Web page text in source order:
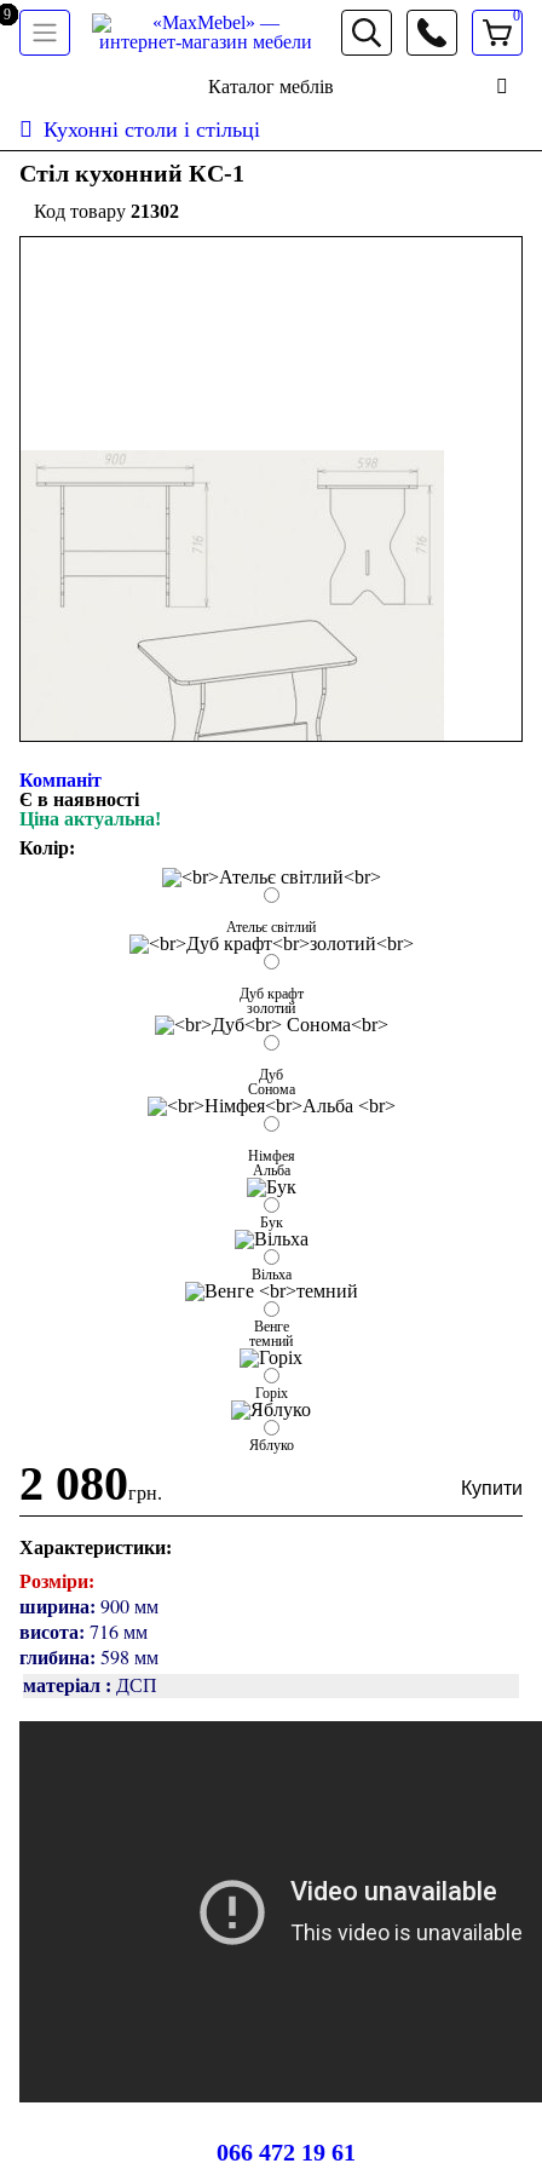
066 472 19 61
0
Каталог меблів
Кухонні столи і стільці
Стіл кухонний КС-1
21302
Компаніт
Є в наявності
Ціна актуальна!
Колір:
Ательє світлий
Дуб крафт
золотий
Дуб
Сонома
Німфея
Альба
Бук
Вільха
Венге
темний
Горіх
Яблуко
2 080грн.
Характеристики:
Розміри:
ширина: 900 мм
висота: 716 мм
глибина: 598 мм
матеріал : ДСП
066 472 19 61